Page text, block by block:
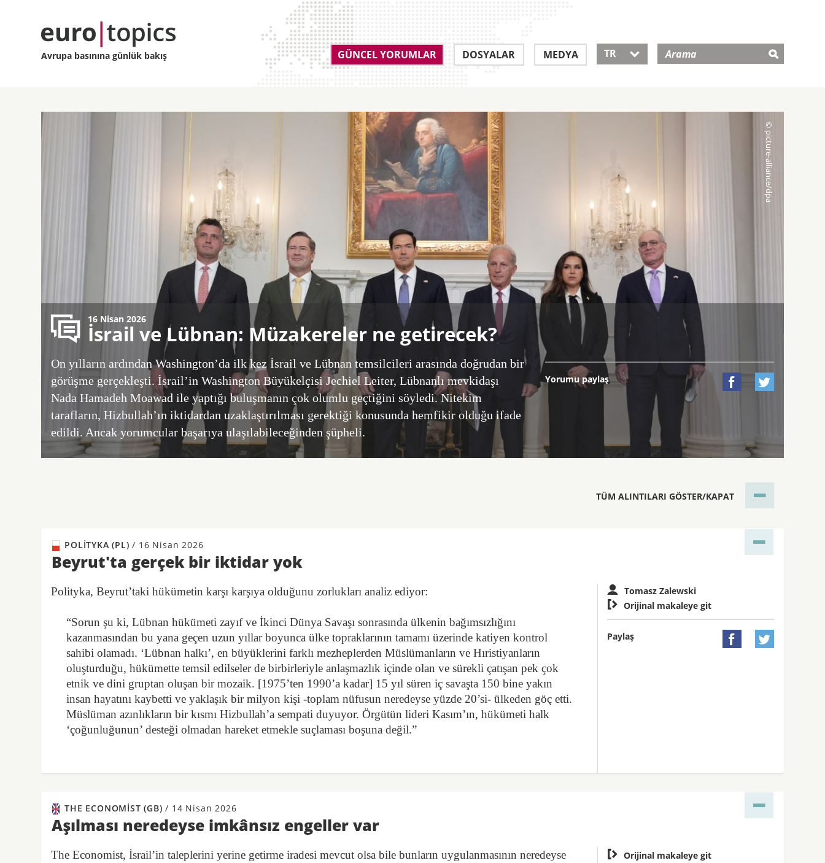
Avrupa basınına günlük bakış GÜNCEL YORUMLAR DOSYALAR MEDYA TR 
16 Nisan 2026
İsrail ve Lübnan: Müzakereler ne getirecek?
On yılların ardından Washington’da ilk kez İsrail ve Lübnan temsilcileri arasında doğrudan bir
görüşme gerçekleşti. İsrail’in Washington Büyükelçisi Jechiel Leiter, Lübnanlı mevkidaşı
Nada Hamadeh Moawad ile yaptığı buluşmanın çok olumlu geçtiğini söyledi. Nitekim
tarafların, Hizbullah’ın iktidardan uzaklaştırılması gerektiği konusunda hemfikir olduğu ifade
edildi. Ancak yorumcular başarıya ulaşılabileceğinden şüpheli.
Yorumu paylaş  
TÜM ALINTILARI GÖSTER/KAPAT
POLITYKA (PL)/ 16 Nisan 2026
Beyrut'ta gerçek bir iktidar yok
Polityka, Beyrut’taki hükümetin karşı karşıya olduğunu zorlukları analiz ediyor:
“Sorun şu ki, Lübnan hükümeti zayıf ve İkinci Dünya Savaşı sonrasında ülkenin bağımsızlığını
kazanmasından bu yana geçen uzun yıllar boyunca ülke topraklarının tamamı üzerinde katiyen kontrol
sahibi olamadı. ‘Lübnan halkı’, en büyüklerini farklı mezheplerden Müslümanların ve Hıristiyanların
oluşturduğu, hükümette temsil edilseler de birbirleriyle anlaşmazlık içinde olan ve sürekli çatışan pek çok
etnik ve dini gruptan oluşan bir mozaik. [1975’ten 1990’a kadar] 15 yıl süren iç savaşta 150 bine yakın
insan hayatını kaybetti ve yaklaşık bir milyon kişi -toplam nüfusun neredeyse yüzde 20’si- ülkeden göç etti.
Müslüman azınlıkların bir kısmı Hizbullah’a sempati duyuyor. Örgütün lideri Kasım’ın, hükümeti halk
‘çoğunluğunun’ desteği olmadan hareket etmekle suçlaması boşuna değil.”
Tomasz Zalewski
 Orijinal makaleye git
Paylaş  
THE ECONOMIST (GB)/ 14 Nisan 2026
Aşılması neredeyse imkânsız engeller var
The Economist, İsrail’in taleplerini yerine getirme iradesi mevcut olsa bile bunların uygulanmasının neredeyse
 Orijinal makaleye git